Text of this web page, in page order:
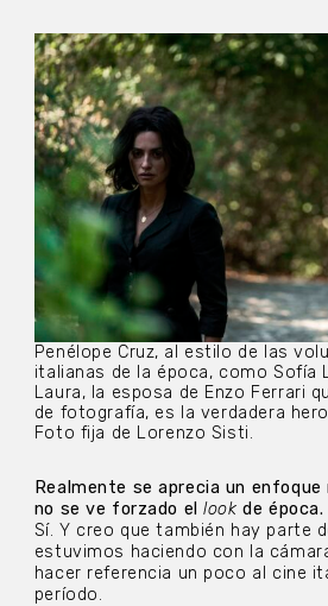
Penélope Cruz, al estilo de las
italianas de la época, como Sofía
Laura, la esposa de Enzo Ferrari
de fotografía, es la verdadera
Foto fija de Lorenzo Sisti.
Realmente se aprecia un
no se ve forzado ellook de época.
Sí. Y creo que también hay parte
estuvimos haciendo con la
hacer referencia un poco al cine
período.